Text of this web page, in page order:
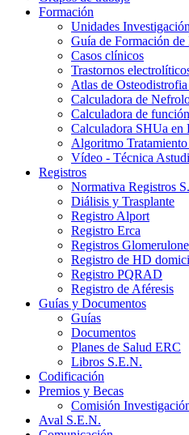
Formación
Unidades Investigación
Guía de Formación
Casos clínicos
Trastornos
Atlas de
Calculadora de
Calculadora de
Calculadora SHUa en
Algoritmo
Vídeo - Técnica
Registros
Normativa Registros
Diálisis y Trasplante
Registro Alport
Registro Erca
Registros
Registro de HD
Registro PQRAD
Registro de Aféresis
Guías y Documentos
Guías
Documentos
Planes de Salud ERC
Libros S.E.N.
Codificación
Premios y Becas
Comisión
Aval S.E.N.